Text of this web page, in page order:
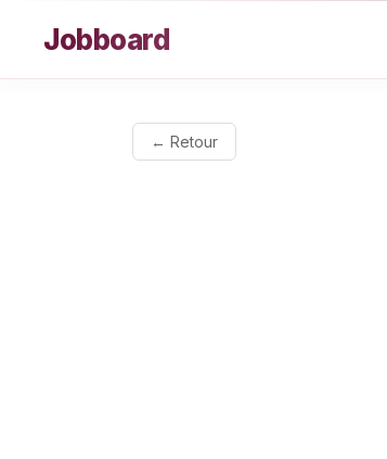
Jobboard
← Retour